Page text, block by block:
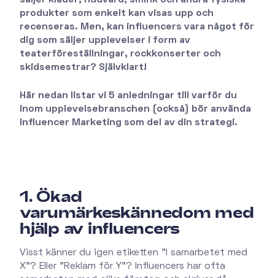
produkter som enkelt kan visas upp och
recenseras. Men, kan influencers vara något för
dig som säljer upplevelser i form av
teaterföreställningar, rockkonserter och
skidsemestrar? Självklart!
Här nedan listar vi 5 anledningar till varför du
inom upplevelsebranschen (också) bör använda
Influencer Marketing som del av din strategi.
1. Ökad
varumärkeskännedom med
hjälp av influencers
Visst känner du igen etiketten "I samarbetet med
X"? Eller "Reklam för Y"? Influencers har ofta